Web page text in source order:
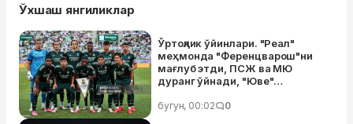
Ўхшаш янгиликлар
Ўртоқлик ўйинлари. "Реал"
меҳмонда "Ференцварош"ни
мағлуб этди, ПСЖ ва МЮ
дуранг ўйнади, "Юве"
"Челси" "Милан"ни таслим этди
бугун, 00:02 0